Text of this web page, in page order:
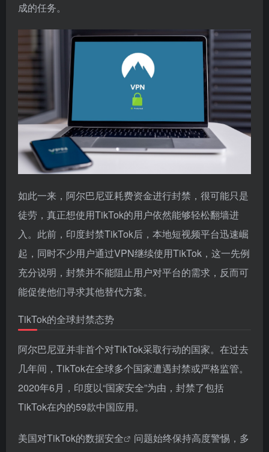
成的任务。
如此一来，阿尔巴尼亚耗费资金进行封禁，很可能只是
徒劳，真正想使用TikTok的用户依然能够轻松翻墙进
入。此前，印度封禁TikTok后，本地短视频平台迅速崛
起，同时不少用户通过VPN继续使用TikTok，这一先例
充分说明，封禁并不能阻止用户对平台的需求，反而可
能促使他们寻求其他替代方案。
TikTok的全球封禁态势
阿尔巴尼亚并非首个对TikTok采取行动的国家。在过去
几年间，TikTok在全球多个国家遭遇封禁或严格监管。
2020年6月，印度以“国家安全”为由，封禁了包括
TikTok在内的59款中国应用。
美国对TikTok的数据安全
问题始终保持高度警惕，多